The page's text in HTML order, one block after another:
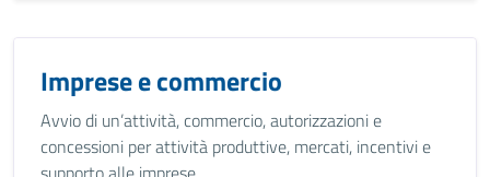
Imprese e commercio
Avvio di un’attività, commercio, autorizzazioni e
concessioni per attività produttive, mercati, incentivi e